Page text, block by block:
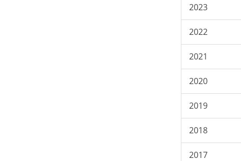
2023
2022
2021
2020
2019
2018
2017